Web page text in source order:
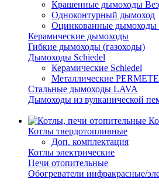
Крашенные дымоходы
Одноконтурный дымоход
Оцинкованные дымоходы
Керамические дымоходы
Гибкие дымоходы (газоходы)
Дымоходы Schiedel
Керамические Schiedel
Металлические
Стальные дымоходы LAVA
Дымоходы из вулканической
Котлы твердотопливные
Доп. комплектация
Котлы электрические
Печи отопительные
Обогреватели инфракрасные/